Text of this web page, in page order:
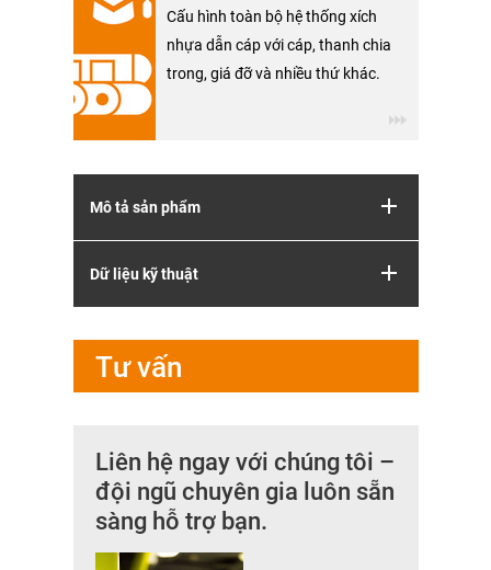
Cấu hình toàn bộ hệ thống xích
nhựa dẫn cáp với cáp, thanh chia
trong, giá đỡ và nhiều thứ khác.
Mô tả sản phẩm
Dữ liệu kỹ thuật
Tư vấn
Liên hệ ngay với chúng tôi –
đội ngũ chuyên gia luôn sẵn
sàng hỗ trợ bạn.